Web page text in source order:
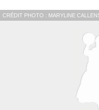
CRÉDIT PHOTO : MARYLINE